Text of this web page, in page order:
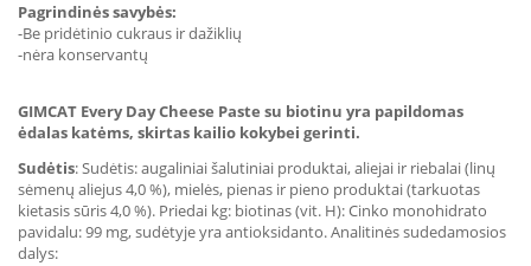
Pagrindinės savybės:
-Be pridėtinio cukraus ir dažiklių
-nėra konservantų
GIMCAT Every Day Cheese Paste su biotinu yra papildomas
ėdalas katėms, skirtas kailio kokybei gerinti.
Sudėtis: Sudėtis: augaliniai šalutiniai produktai, aliejai ir riebalai (linų
sėmenų aliejus 4,0 %), mielės, pienas ir pieno produktai (tarkuotas
kietasis sūris 4,0 %). Priedai kg: biotinas (vit. H): Cinko monohidrato
pavidalu: 99 mg, sudėtyje yra antioksidanto. Analitinės sudedamosios
dalys: